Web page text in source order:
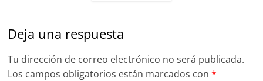
Deja una respuesta
Tu dirección de correo electrónico no será publicada.
Los campos obligatorios están marcados con*